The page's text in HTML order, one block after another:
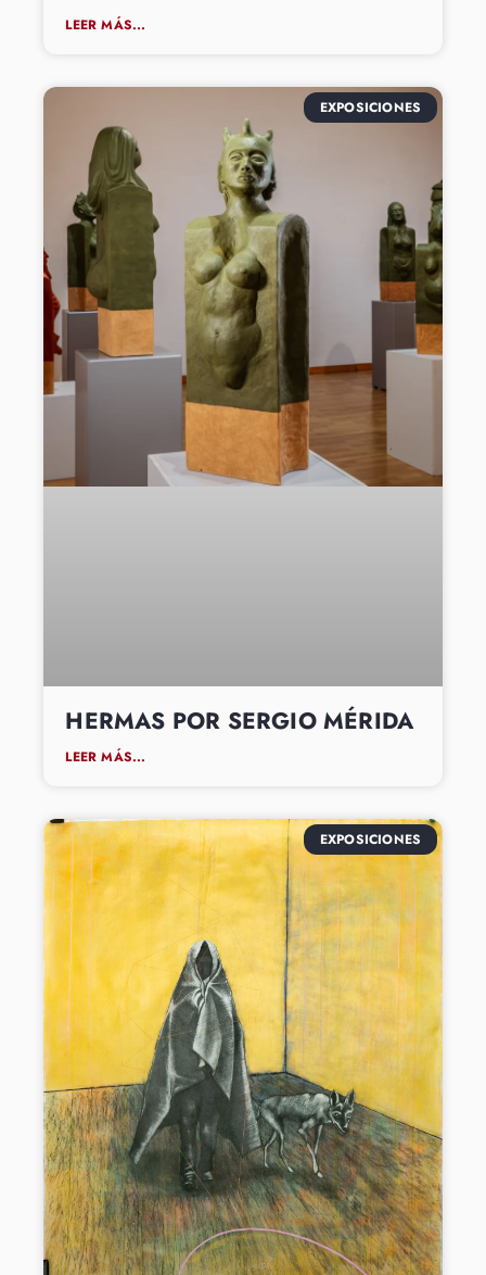
LEER MÁS...
EXPOSICIONES
HERMAS POR SERGIO MÉRIDA
LEER MÁS...
EXPOSICIONES